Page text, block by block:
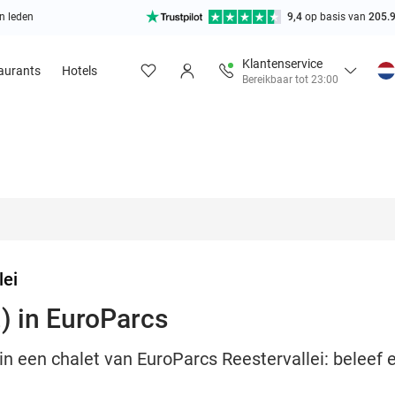
leden 9,4 op basis van
Hotels
Klantenservice
Bereikbaar tot 23:00
in EuroParcs
een chalet van EuroParcs Reestervallei: beleef